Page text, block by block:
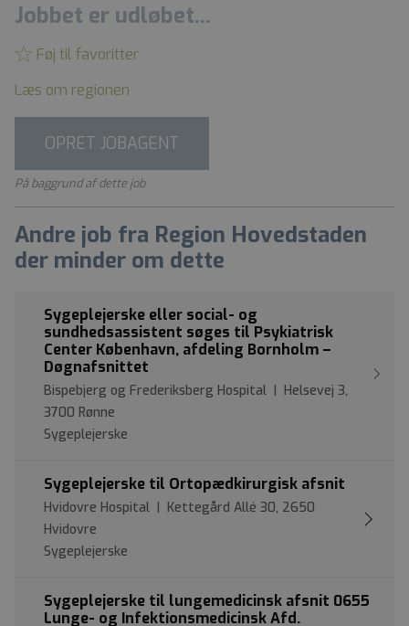
Jobbet er udløbet...
Føj til favoritter
Læs om regionen
OPRET JOBAGENT
På baggrund af dette job
Andre job fra Region Hovedstaden
der minder om dette
Sygeplejerske eller social- og
sundhedsassistent søges til Psykiatrisk
Center København, afdeling Bornholm –
Døgnafsnittet
Bispebjerg og Frederiksberg Hospital | Helsevej 3,
3700 Rønne
Sygeplejerske
Sygeplejerske til Ortopædkirurgisk afsnit
Hvidovre Hospital | Kettegård Allé 30, 2650
Hvidovre
Sygeplejerske
Sygeplejerske til lungemedicinsk afsnit 0655
Lunge- og Infektionsmedicinsk Afd.